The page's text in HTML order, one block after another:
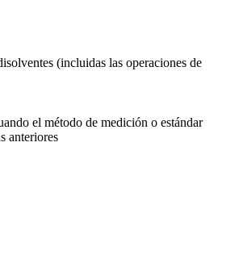
(incluidas las operaciones de
el método de medición o estándar
anteriores